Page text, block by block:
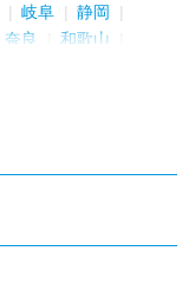
岐阜
静岡
奈良
和歌山